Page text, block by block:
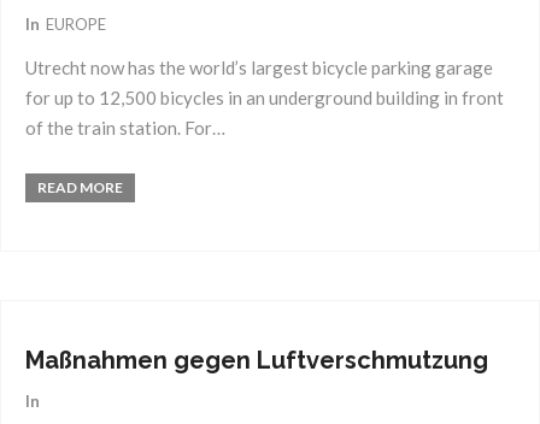
In EUROPE
Utrecht now has the world’s largest bicycle parking garage
for up to 12,500 bicycles in an underground building in front
of the train station. For…
READ MORE
Maßnahmen gegen Luftverschmutzung
In